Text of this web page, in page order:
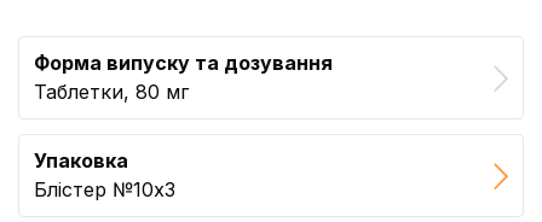
Форма випуску та дозування
Таблетки, 80 мг
Упаковка
Блістер №10x3